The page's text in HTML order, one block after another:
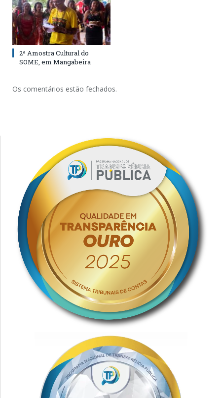
2ª Amostra Cultural do
SOME, em Mangabeira
Os comentários estão fechados.